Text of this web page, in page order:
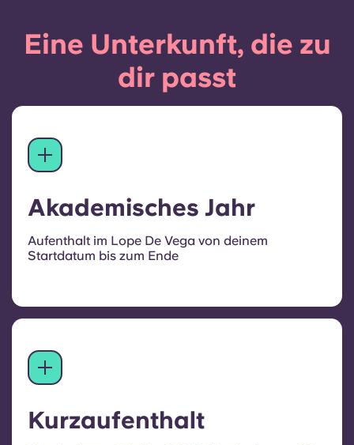
Eine Unterkunft, die zu
dir passt
Akademisches Jahr
Aufenthalt im Lope De Vega von deinem
Startdatum bis zum Ende
Kurzaufenthalt